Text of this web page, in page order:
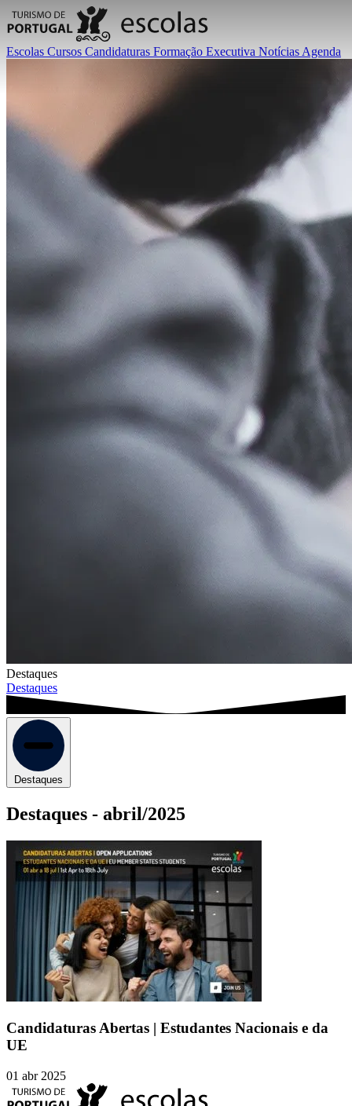
Escolas Cursos Candidaturas Formação Executiva Notícias Agenda
Destaques
Destaques
Destaques
Destaques - abril/2025
Candidaturas Abertas | Estudantes Nacionais e da
UE
01 abr 2025